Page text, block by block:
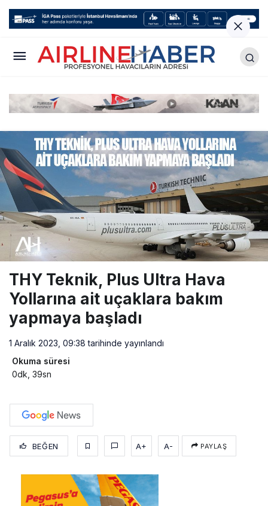
THY Teknik, Plus Ultra Hava
Yollarına ait uçaklara bakım
yapmaya başladı
1 Aralık 2023, 09:38 tarihinde yayınlandı
Okuma süresi
0dk, 39sn
BEĞEN A+ A- PAYLAŞ